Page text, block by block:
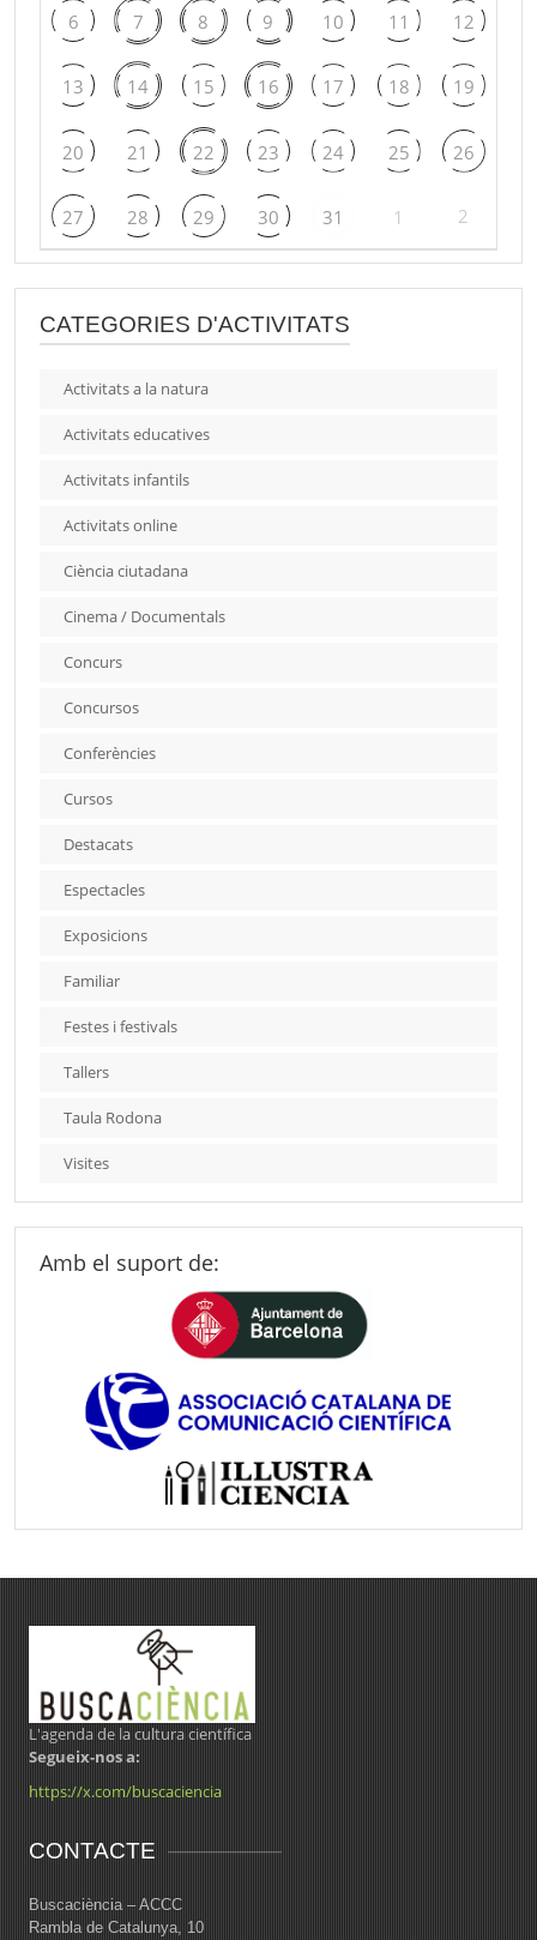
6 7 8 9 10 11 12
13 14 15 16 17 18 19
20 21 22 23 24 25 26
27 28 29 30 31 1 2
CATEGORIES D'ACTIVITATS
Activitats a la natura
Activitats educatives
Activitats infantils
Activitats online
Ciència ciutadana
Cinema / Documentals
Concurs
Concursos
Conferències
Cursos
Destacats
Espectacles
Exposicions
Familiar
Festes i festivals
Tallers
Taula Rodona
Visites
Amb el suport de:
L'agenda de la cultura científica
Segueix-nos a:
https://x.com/buscaciencia
CONTACTE
Buscaciència – ACCC
Rambla de Catalunya, 10